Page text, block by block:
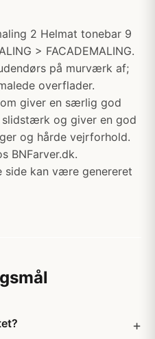
2 Helmat tonebar 9
> FACADEMALING.
på murværk af;
overflader.
giver en særlig god
og giver en god
og hårde vejrforhold.
BNFarver.dk.
side kan være genereret